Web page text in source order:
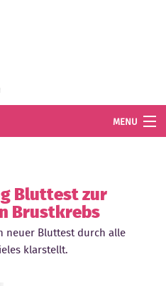
MENU
Bluttest zur
Brustkrebs
neuer Bluttest durch alle
klarstellt.